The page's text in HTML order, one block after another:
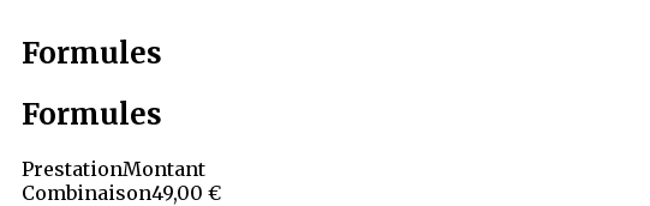
Formules
Formules
PrestationMontant
Combinaison49,00 €